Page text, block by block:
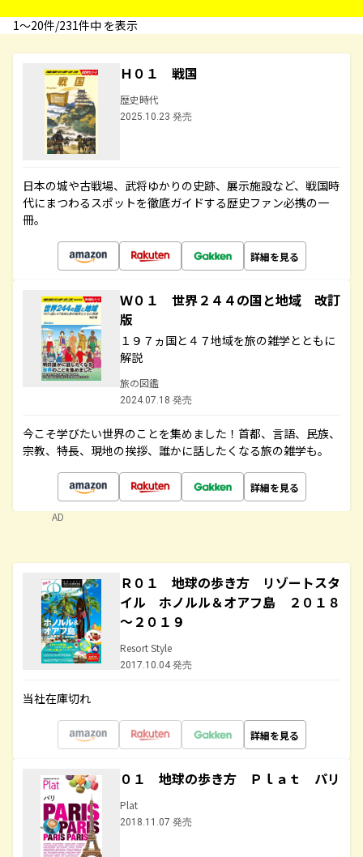
1〜20件/231件中 を表示
Ｈ０１ 戦国
歴史時代
2025.10.23 発売
日本の城や古戦場、武将ゆかりの史跡、展示施設など、戦国時
代にまつわるスポットを徹底ガイドする歴史ファン必携の一
冊。
詳細を見る
Ｗ０１ 世界２４４の国と地域 改訂
版
１９７ヵ国と４７地域を旅の雑学とともに
解説
旅の図鑑
2024.07.18 発売
今こそ学びたい世界のことを集めました！首都、言語、民族、
宗教、特長、現地の挨拶、誰かに話したくなる旅の雑学も。
詳細を見る
AD
Ｒ０１ 地球の歩き方 リゾートスタ
イル ホノルル＆オアフ島 ２０１８
～２０１９
Resort Style
2017.10.04 発売
当社在庫切れ
詳細を見る
０１ 地球の歩き方 Ｐｌａｔ パリ
Plat
2018.11.07 発売